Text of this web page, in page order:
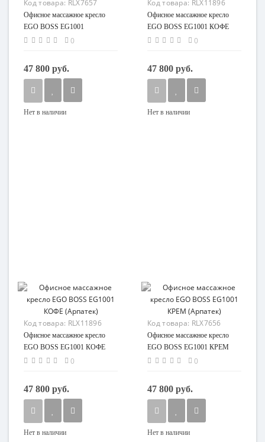
Код товара: RLX7657
Офисное массажное кресло
EGO BOSS EG1001
АНТРАЦИТ (Арпатек)
0
47 800 руб.
Нет в наличии
Код товара: RLX11896
Офисное массажное кресло
EGO BOSS EG1001 КОФЕ
(Арпатек)
0
47 800 руб.
Нет в наличии
Код товара: RLX11896
Офисное массажное кресло
EGO BOSS EG1001 КОФЕ
(Арпатек)
0
47 800 руб.
Нет в наличии
Код товара: RLX7656
Офисное массажное кресло
EGO BOSS EG1001 КРЕМ
(Арпатек)
0
47 800 руб.
Нет в наличии